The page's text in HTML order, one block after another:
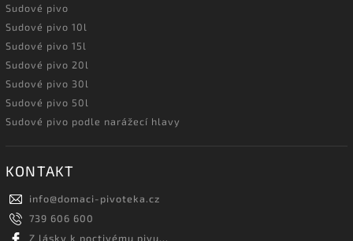
Sudové pivo
Sudové pivo 10l
Sudové pivo 15l
Sudové pivo 20l
Sudové pivo 30l
Sudové pivo 50l
Sudové pivo podle narážecí hlavy
KONTAKT
info@domaci-pivoteka.cz
739 606 600
Z lásky k poctivému pivu...